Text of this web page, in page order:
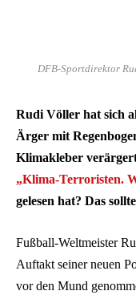
DFB-Sportdirektor
Rudi Völler hat sich
Ärger mit
Klimakleber
„Klima-Terroristen.
gelesen hat? Das
Fußball-Weltmeister
Auftakt seiner neuen
vor den Mund